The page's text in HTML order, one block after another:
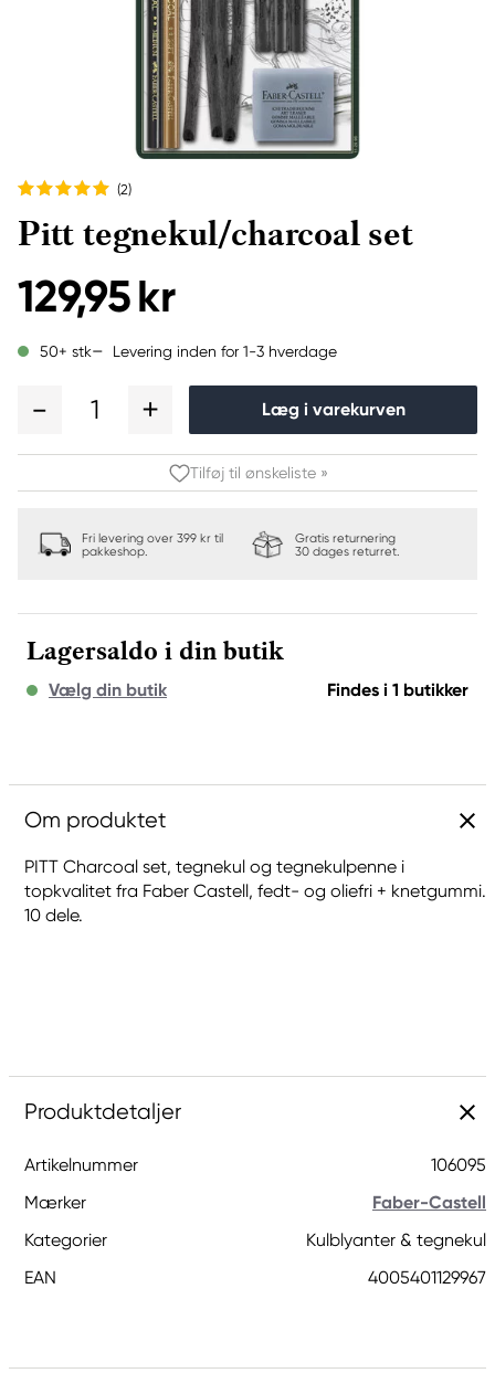
(2)
Pitt tegnekul/charcoal set
129,95 kr
50+ stk Levering inden for 1-3 hverdage
1 Læg i varekurven
Tilføj til ønskeliste »
Fri levering over 399 kr til
pakkeshop.
Gratis returnering
30 dages returret.
Lagersaldo i din butik
Vælg din butik Findes i 1 butikker
Om produktet
PITT Charcoal set, tegnekul og tegnekulpenne i
topkvalitet fra Faber Castell, fedt- og oliefri + knetgummi.
10 dele.
Produktdetaljer
Artikelnummer
106095
Mærker
Faber-Castell
Kategorier
Kulblyanter & tegnekul
EAN
4005401129967